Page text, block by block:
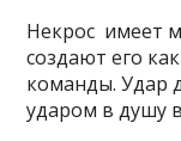
Некрос имеет
создают его
команды. Удар
ударом в душу